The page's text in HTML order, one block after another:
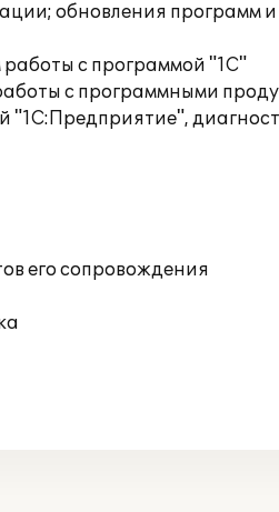
обновления программ
с программой "1С"
с программными
его сопровождения